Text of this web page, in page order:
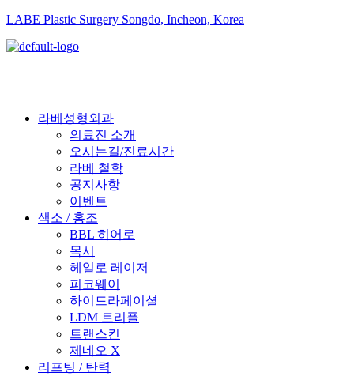
LABE Plastic Surgery Songdo, Incheon, Korea
라베성형외과
의료진 소개
오시는길/진료시간
라베 철학
공지사항
이벤트
색소 / 홍조
BBL 히어로
목시
헤일로 레이저
피코웨이
하이드라페이셜
LDM 트리플
트랜스킨
제네오 X
리프팅 / 탄력